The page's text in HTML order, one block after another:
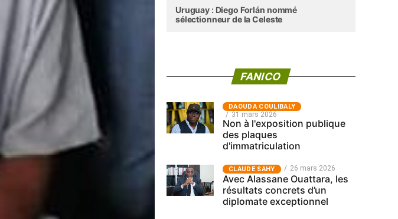
Uruguay : Diego Forlán nommé
sélectionneur de la Celeste
FANICO
‎DAOUDA COULIBALY
31 mars 2026
Non à l'exposition publique
des plaques
d'immatriculation
CLAUDE SAHY 26 mars 2026
Avec Alassane Ouattara, les
résultats concrets d’un
diplomate exceptionnel